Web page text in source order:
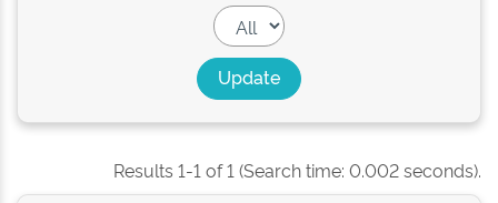
Results 1-1 of 1 (Search time: 0.002 seconds).